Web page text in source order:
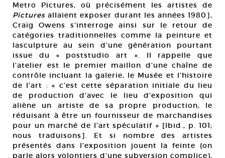
Metro Pictures, où précisément les artistes de
Pictures allaient exposer durant les années 1980],
Craig Owens s’interroge ainsi sur le retour de
catégories traditionnelles comme la peinture et
lasculpture au sein d’une génération pourtant
issue du « poststudio art ». Il rappelle que
l’atelier est le premier maillon d’une chaîne de
contrôle incluant la galerie, le Musée et l’histoire
de l’art : « c’est cette séparation initiale du lieu
de production d’avec le lieu d’exposition qui
aliène un artiste de sa propre production, le
réduisant à être un fournisseur de marchandises
pour un marché de l’art spéculatif » [Ibid., p. 101;
nous traduisons]. Et si nombre des artistes
présentés dans l’exposition jouent la feinte (on
parle alors volontiers d’une subversion complice),